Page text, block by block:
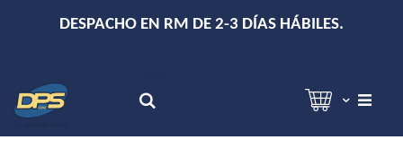
DESPACHO EN RM DE 2-3 DÍAS HÁBILES.